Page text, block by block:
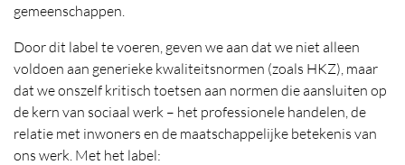
gemeenschappen.
Door dit label te voeren, geven we aan dat we niet alleen
voldoen aan generieke kwaliteitsnormen (zoals HKZ), maar
dat we onszelf kritisch toetsen aan normen die aansluiten op
de kern van sociaal werk – het professionele handelen, de
relatie met inwoners en de maatschappelijke betekenis van
ons werk. Met het label: